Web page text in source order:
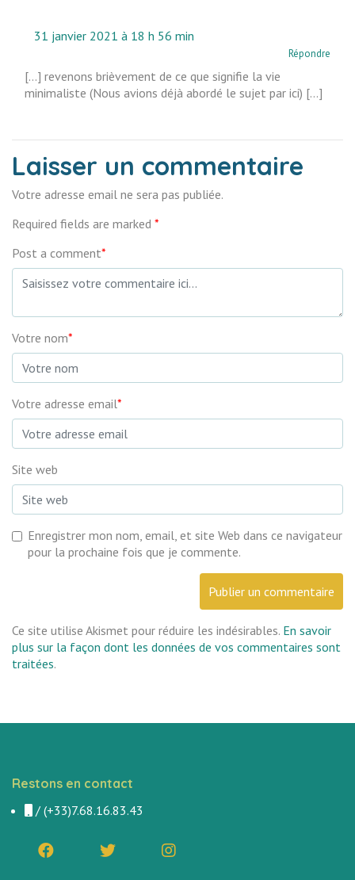
31 janvier 2021 à 18 h 56 min
Répondre
[…] revenons brièvement de ce que signifie la vie
minimaliste (Nous avions déjà abordé le sujet par ici) […]
Laisser un commentaire
Votre adresse email ne sera pas publiée.
Required fields are marked *
Post a comment*
Votre nom*
Votre adresse email*
Site web
Enregistrer mon nom, email, et site Web dans ce navigateur
pour la prochaine fois que je commente.
Ce site utilise Akismet pour réduire les indésirables. En savoir
plus sur la façon dont les données de vos commentaires sont
traitées.
Restons en contact
/ (+33)7.68.16.83.43